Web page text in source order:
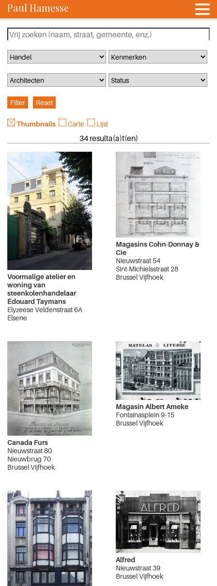
Paul Hamesse
Thumbnails Carte Lijst
34 resulta(a)t(en)
Voormalige atelier en
woning van
steenkolenhandelaar
Édouard Taymans
Elyzeese Veldenstraat 6A
Elsene
Magasins Cohn-Donnay &
Cie
Nieuwstraat 54
Sint-Michielsstraat 28
Brussel Vijfhoek
Canada Furs
Nieuwstraat 80
Nieuwbrug 70
Brussel Vijfhoek
Magasin Albert Ameke
Fontainasplein 9-15
Brussel Vijfhoek
Alfred
Nieuwstraat 39
Brussel Vijfhoek